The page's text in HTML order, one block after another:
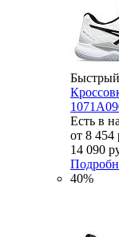
Есть в
от 8 454
14 090
40%